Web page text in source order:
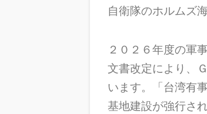
自衛隊のホルムズ
２０２６年度の軍
文書改定により、
います。「台湾有
基地建設が強行さ